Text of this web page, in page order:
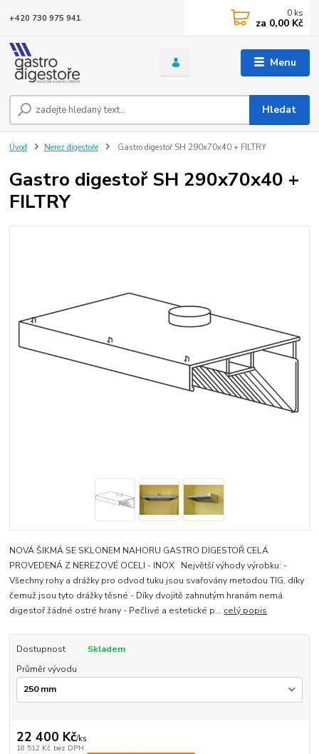
Menu
Hledat
+420 730 975 941 0 ks
za 0,00 Kč
Úvod Nerez digestoře Gastro digestoř SH 290x70x40 + FILTRY
Gastro digestoř SH 290x70x40 +
FILTRY
NOVÁ ŠIKMÁ SE SKLONEM NAHORU GASTRO DIGESTOŘ CELÁ
PROVEDENÁ Z NEREZOVÉ OCELI - INOX Největší výhody výrobku: -
Všechny rohy a drážky pro odvod tuku jsou svařovány metodou TIG, díky
čemuž jsou tyto drážky těsné - Díky dvojitě zahnutým hranám nemá
digestoř žádné ostré hrany - Pečlivé a estetické p... celý popis
Dostupnost
Skladem
Průměr vývodu
22 400 Kč/ks
18 512 Kč bez DPH